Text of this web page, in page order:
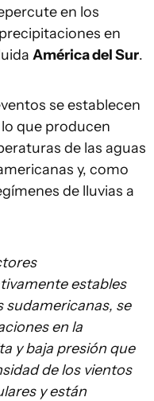
en los
en
América del Sur.
se establecen
que producen
de las aguas
y, como
de lluvias a
estables
sudamericanas, se
en la
y baja presión que
de los vientos
y están